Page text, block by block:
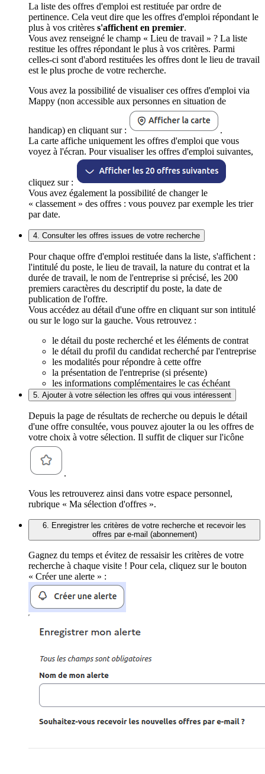
La liste des offres d'emploi est restituée par ordre de
pertinence. Cela veut dire que les offres d'emploi répondant le
plus à vos critères s'affichent en premier.
Vous avez renseigné le champ « Lieu de travail » ? La liste
restitue les offres répondant le plus à vos critères. Parmi
celles-ci sont d'abord restituées les offres dont le lieu de travail
est le plus proche de votre recherche.
Vous avez la possibilité de visualiser ces offres d'emploi via
Mappy (non accessible aux personnes en situation de
handicap) en cliquant sur :
.
La carte affiche uniquement les offres d'emploi que vous
voyez à l'écran. Pour visualiser les offres d'emploi suivantes,
cliquez sur :
Vous avez également la possibilité de changer le
« classement » des offres : vous pouvez par exemple les trier
par date.
4. Consulter les offres issues de votre recherche
Pour chaque offre d'emploi restituée dans la liste, s'affichent :
l'intitulé du poste, le lieu de travail, la nature du contrat et la
durée de travail, le nom de l'entreprise si précisé, les 200
premiers caractères du descriptif du poste, la date de
publication de l'offre.
Vous accédez au détail d'une offre en cliquant sur son intitulé
ou sur le logo sur la gauche. Vous retrouvez :
le détail du poste recherché et les éléments de contrat
le détail du profil du candidat recherché par l'entreprise
les modalités pour répondre à cette offre
la présentation de l'entreprise (si présente)
les informations complémentaires le cas échéant
5. Ajouter à votre sélection les offres qui vous intéressent
Depuis la page de résultats de recherche ou depuis le détail
d'une offre consultée, vous pouvez ajouter la ou les offres de
votre choix à votre sélection. Il suffit de cliquer sur l'icône
.
Vous les retrouverez ainsi dans votre espace personnel,
rubrique « Ma sélection d'offres ».
6. Enregistrer les critères de votre recherche et recevoir les
offres par e-mail (abonnement)
Gagnez du temps et évitez de ressaisir les critères de votre
recherche à chaque visite ! Pour cela, cliquez sur le bouton
« Créer une alerte » :